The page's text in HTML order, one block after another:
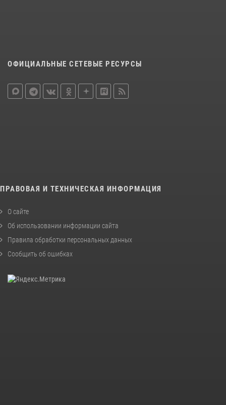
ОФИЦИАЛЬНЫЕ СЕТЕВЫЕ РЕСУРСЫ
ПРАВОВАЯ И ТЕХНИЧЕСКАЯ ИНФОРМАЦИЯ
О сайте
Об использовании информации сайта
Правила обработки персональных данных
Сообщить об ошибках